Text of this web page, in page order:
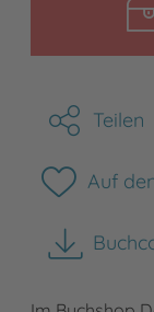
Teilen
Auf